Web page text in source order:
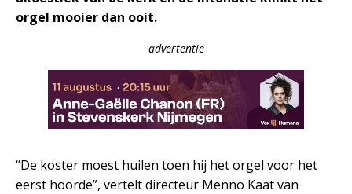
orgel mooier dan ooit.
advertentie
“De koster moest huilen toen hij het orgel voor het
eerst hoorde”, vertelt directeur Menno Kaat van